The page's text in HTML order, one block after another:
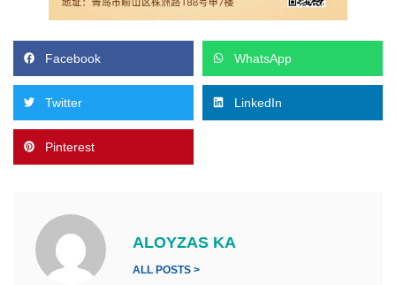
Facebook WhatsApp
Twitter LinkedIn
Pinterest
ALOYZAS KA
ALL POSTS >